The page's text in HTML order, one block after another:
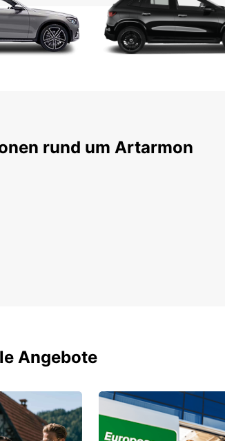
rund um Artarmon
Angebote